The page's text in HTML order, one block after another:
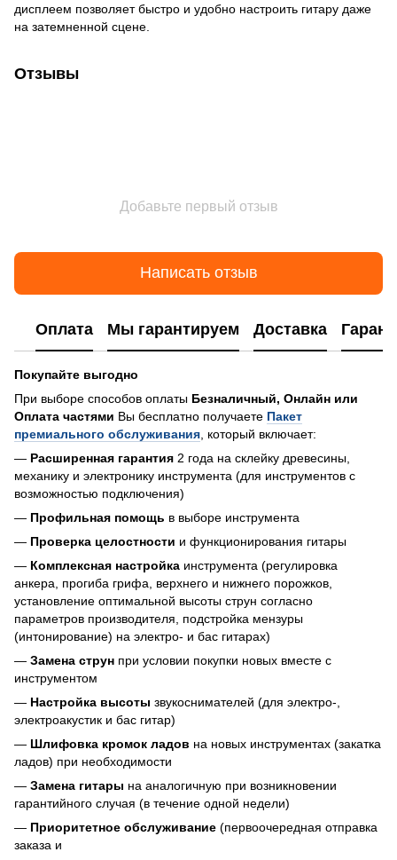
дисплеем позволяет быстро и удобно настроить гитару даже
на затемненной сцене.
Отзывы
Добавьте первый отзыв
Написать отзыв
Оплата Мы гарантируем Доставка
Покупайте выгодно
При выборе способов оплаты Безналичный, Онлайн или
Оплата частями Вы бесплатно получаете Пакет
премиального обслуживания , который включает:
— Расширенная гарантия 2 года на склейку древесины,
механику и электронику инструмента (для инструментов с
возможностью подключения)
— Профильная помощь в выборе инструмента
— Проверка целостности и функционирования гитары
— Комплексная настройка инструмента (регулировка
анкера, прогиба грифа, верхнего и нижнего порожков,
установление оптимальной высоты струн согласно
параметров производителя, подстройка мензуры
(интонирование) на электро- и бас гитарах)
— Замена струн при условии покупки новых вместе с
инструментом
— Настройка высоты звукоснимателей (для электро-,
электроакустик и бас гитар)
— Шлифовка кромок ладов на новых инструментах (закатка
ладов) при необходимости
— Замена гитары на аналогичную при возникновении
гарантийного случая (в течение одной недели)
— Приоритетное обслуживание (первоочередная отправка
заказа и